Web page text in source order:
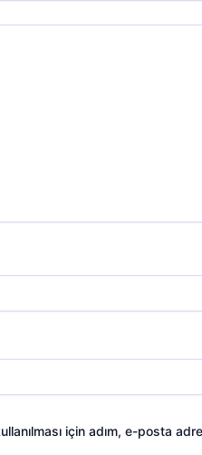
için adım, e-posta